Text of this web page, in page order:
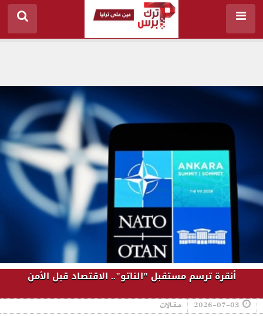
أنقرة ترسم مستقبل "الناتو".. الاقتصاد قبل الأمن
2026-07-03 مقالات